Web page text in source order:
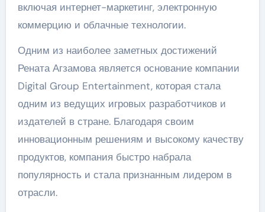
включая интернет-маркетинг, электронную
коммерцию и облачные технологии.
Одним из наиболее заметных достижений
Рената Агзамова является основание компании
Digital Group Entertainment, которая стала
одним из ведущих игровых разработчиков и
издателей в стране. Благодаря своим
инновационным решениям и высокому качеству
продуктов, компания быстро набрала
популярность и стала признанным лидером в
отрасли.